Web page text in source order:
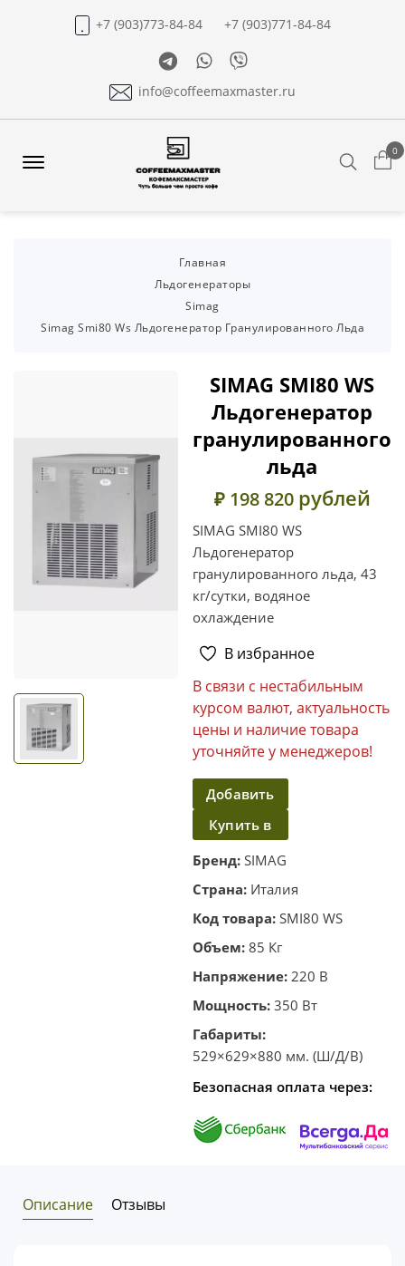
+7 (903)773-84-84
+7 (903)771-84-84
TelegramWhatsapp
Viber
info@coffeemaxmaster.ru
0
Главная
Льдогенераторы
Simag
Simag Smi80 Ws Льдогенератор Гранулированного Льда
SIMAG SMI80 WS
Льдогенератор
гранулированного
льда
₽ 198 820 рублей
SIMAG SMI80 WS
Льдогенератор
гранулированного льда, 43
кг/сутки, водяное
охлаждение
В избранное
В связи с нестабильным
курсом валют, актуальность
цены и наличие товара
уточняйте у менеджеров!
Добавить
в
корзину
Купить в
один
клик
Бренд: SIMAG
Страна: Италия
Код товара: SMI80 WS
Объем: 85 Кг
Напряжение: 220 В
Мощность: 350 Вт
Габариты:
529×629×880 мм. (Ш/Д/В)
Безопасная оплата через:
Описание Отзывы